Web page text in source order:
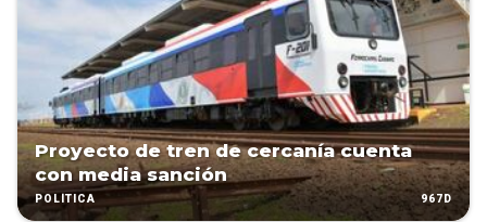
Proyecto de tren de cercanía cuenta
con media sanción
POLÍTICA 967D